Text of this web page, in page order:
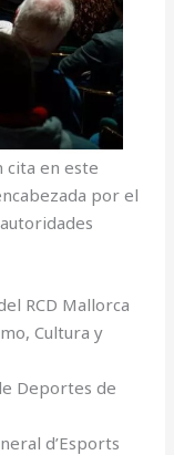
cita en este
por el
RCD Mallorca
Cultura y
Deportes de
d’Esports